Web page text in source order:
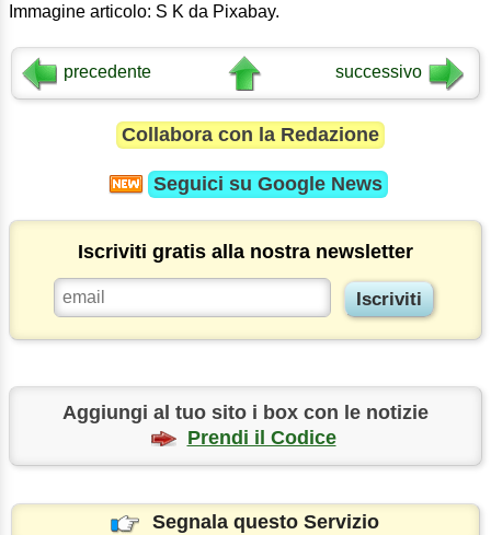
Immagine articolo: S K da Pixabay.
precedente successivo
Collabora con la Redazione
Seguici su Google News
Iscriviti gratis alla nostra newsletter
Aggiungi al tuo sito i box con le notizie
Prendi il Codice
Segnala questo Servizio